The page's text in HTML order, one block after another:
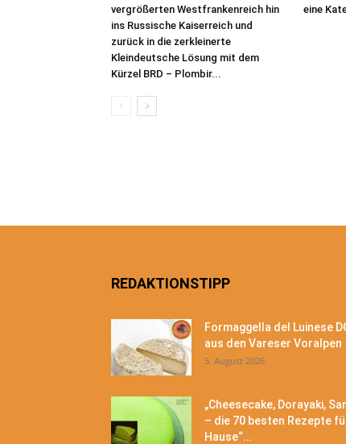
vergrößerten Westfrankenreich hin
ins Russische Kaiserreich und
zurück in die zerkleinerte
Kleindeutsche Lösung mit dem
Kürzel BRD – Plombir...
eine
REDAKTIONSTIPP
Formaggella del Luinese
aus den Vareser Voralpen
5. August 2026
„Cheesecake, Dorayaki,
– die 70 besten Rezepte
Hause“...